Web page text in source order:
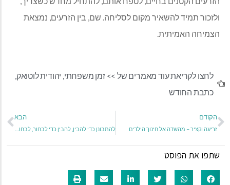
ולזכור תמיד להשאיר מקום לסליחה. שם, בין הזרעים, נמצאת
הצמיחה האמיתית.
לחצו לקריאת עוד מאמרים של >> זמן משפחתי, יהודית לוטואק,
כתבת החודש
הקודם
זריעה וקציר – מהשדה אל חינוך הילדים
הבא
שתפו את הפוסט